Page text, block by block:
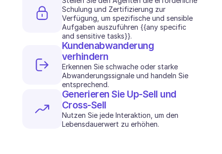
Agenten Onboarding
Agenten Training
Wissensbasis
Ticketzentrum
KI
Terminplanung
Qualitätsprüfung
Integrationen
Kommunikation
Analytik
Schulung und Zertifizierung zur
Verfügung, um spezifische und sensible
Aufgaben auszuführen {{any specific
and sensitive tasks}}.
Kundenabwanderung
verhindern
Erkennen Sie schwache oder starke
Abwanderungssignale und handeln Sie
entsprechend.
Generieren Sie Up-Sell und
Cross-Sell
Nutzen Sie jede Interaktion, um den
Lebensdauerwert zu erhöhen.